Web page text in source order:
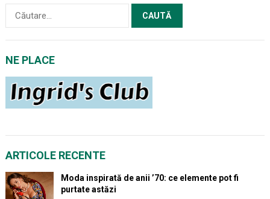
după:
NE PLACE
ARTICOLE RECENTE
Moda inspirată de anii ’70: ce elemente pot fi
purtate astăzi